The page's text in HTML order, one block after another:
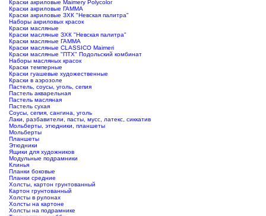
Краски акриловые Maimery Polycolor
Краски акриловые ГАММА
Краски акриловые ЗХК "Невская палитра"
Наборы акриловых красок
Краски масляные
Краски масляные ЗХК "Невская палитра"
Краски масляные ГАММА
Краски масляные CLASSICO Maimeri
Краски масляные "ПТХ" Подольский комбинат
Наборы масляных красок
Краски темперные
Краски гуашевые художественные
Краски в аэрозоле
Пастель, соусы, уголь, сепия
Пастель акварельная
Пастель масляная
Пастель сухая
Соусы, сепия, сангина, уголь
Лаки, разбавители, пасты, мусс, латекс, сиккатив
Мольберты, этюдники, планшеты
Мольберты
Планшеты
Этюдники
Ящики для художников
Модульные подрамники
Клинья
Планки боковые
Планки средние
Холсты, картон грунтованный
Картон грунтованный
Холсты в рулонах
Холсты на картоне
Холсты на подрамнике